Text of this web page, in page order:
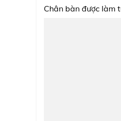
Chân bàn được làm